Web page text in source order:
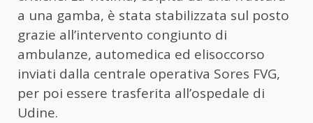
a una gamba, è stata stabilizzata sul posto
grazie all’intervento congiunto di
ambulanze, automedica ed elisoccorso
inviati dalla centrale operativa Sores FVG,
per poi essere trasferita all’ospedale di
Udine.